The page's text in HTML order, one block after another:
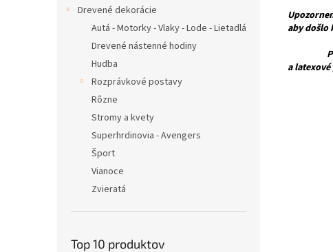
Drevené dekorácie
Autá - Motorky - Vlaky - Lode - Lietadlá
Drevené nástenné hodiny
Hudba
Rozprávkové postavy
Rôzne
Stromy a kvety
Superhrdinovia - Avengers
Šport
Vianoce
Zvieratá
Top 10 produktov
aby došlo
Pre
a